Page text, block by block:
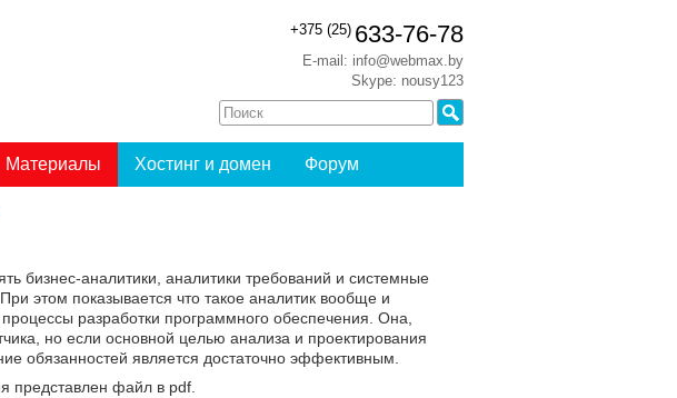
+375 (25) 633-76-78
E-mail: info@webmax.by
Skype: nousy123
Материалы Хостинг и домен Форум
бизнес-аналитики, аналитики требований и системные
этом показывается что такое аналитик вообще и
разработки программного обеспечения. Она,
но если основной целью анализа и проектирования
обязанностей является достаточно эффективным.
представлен файл в pdf.